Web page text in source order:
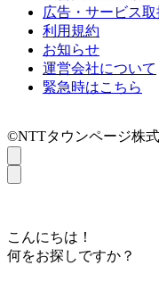
広告・サービス
利用規約
お知らせ
運営会社について
緊急時はこちら
©NTTタウンページ株式
こんにちは！
何をお探しですか？